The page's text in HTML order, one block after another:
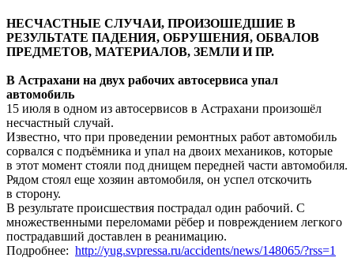
НЕСЧАСТНЫЕ СЛУЧАИ, ПРОИЗОШЕДШИЕ В
РЕЗУЛЬТАТЕ ПАДЕНИЯ, ОБРУШЕНИЯ, ОБВАЛОВ
ПРЕДМЕТОВ, МАТЕРИАЛОВ, ЗЕМЛИ И ПР.
В Астрахани на двух рабочих автосервиса упал
автомобиль
15 июля в одном из автосервисов в Астрахани произошёл
несчастный случай.
Известно, что при проведении ремонтных работ автомобиль
сорвался с подъёмника и упал на двоих механиков, которые
в этот момент стояли под днищем передней части автомобиля.
Рядом стоял еще хозяин автомобиля, он успел отскочить
в сторону.
В результате происшествия пострадал один рабочий. С
множественными переломами рёбер и повреждением легкого
пострадавший доставлен в реанимацию.
Подробнее: http://yug.svpressa.ru/accidents/news/148065/?rss=1